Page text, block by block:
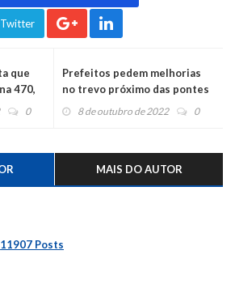
que
470,
0
Prefeitos pedem melhorias
no trevo próximo das pontes
do Matiel
8 de outubro de 2022 0
MAIS DO AUTOR
11907 Posts